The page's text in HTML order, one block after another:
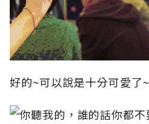
好的~可以說是十分可愛了~